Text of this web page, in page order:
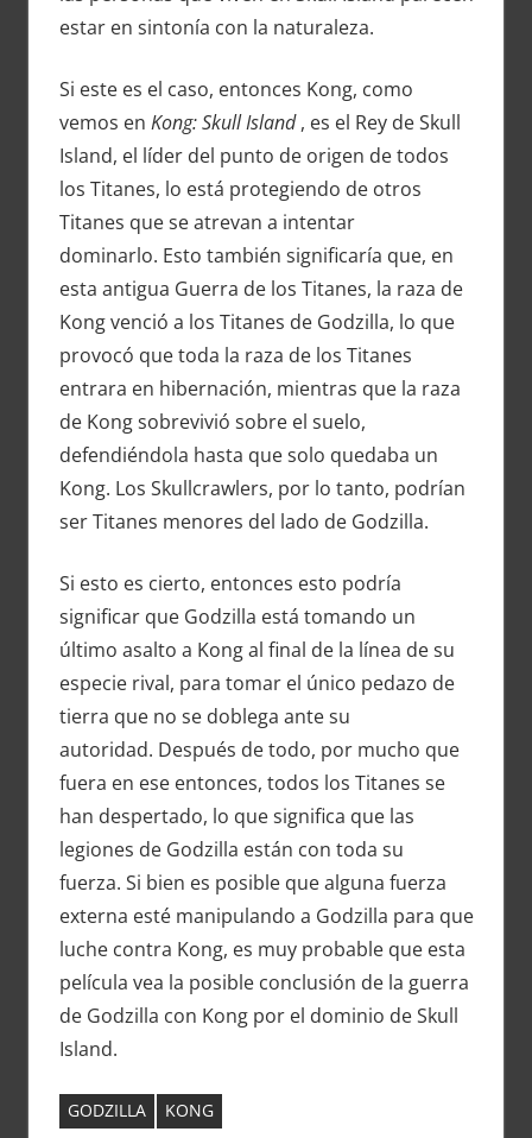
estar en sintonía con la naturaleza.
Si este es el caso, entonces Kong, como
vemos en Kong: Skull Island, es el Rey de Skull
Island, el líder del punto de origen de todos
los Titanes, lo está protegiendo de otros
Titanes que se atrevan a intentar
dominarlo. Esto también significaría que, en
esta antigua Guerra de los Titanes, la raza de
Kong venció a los Titanes de Godzilla, lo que
provocó que toda la raza de los Titanes
entrara en hibernación, mientras que la raza
de Kong sobrevivió sobre el suelo,
defendiéndola hasta que solo quedaba un
Kong. Los Skullcrawlers, por lo tanto, podrían
ser Titanes menores del lado de Godzilla.
Si esto es cierto, entonces esto podría
significar que Godzilla está tomando un
último asalto a Kong al final de la línea de su
especie rival, para tomar el único pedazo de
tierra que no se doblega ante su
autoridad. Después de todo, por mucho que
fuera en ese entonces, todos los Titanes se
han despertado, lo que significa que las
legiones de Godzilla están con toda su
fuerza. Si bien es posible que alguna fuerza
externa esté manipulando a Godzilla para que
luche contra Kong, es muy probable que esta
película vea la posible conclusión de la guerra
de Godzilla con Kong por el dominio de Skull
Island.
GODZILLA KONG